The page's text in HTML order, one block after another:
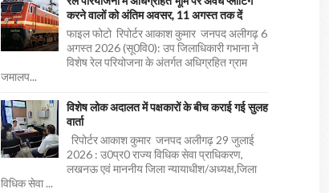
करने वालों को अंतिम अवसर, 11 अगस्त तक दें
फाइल फोटो रिपोर्टर आकाश कुमार जनपद अलीगढ़ 6
अगस्त 2026 (सू0वि0): उप जिलाधिकारी गभाना ने
विशेष रेल परियोजना के अंतर्गत अधिग्रहित ग्राम
जमालप...
विशेष लोक अदालत में पक्षकारों के बीच कराई गई सुलह
वार्ता
रिपोर्टर आकाश कुमार जनपद अलीगढ़ 29 जुलाई
2026 : उ0प्र0 राज्य विधिक सेवा प्राधिकरण,
लखनऊ एवं माननीय जिला न्यायाधीश/अध्यक्ष,जिला
विधिक सेवा ...